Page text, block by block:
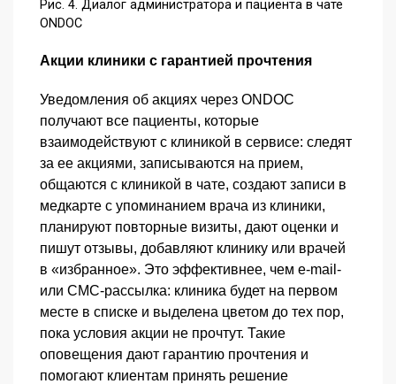
Рис. 4. Диалог администратора и пациента в чате
ONDOC
Акции клиники с гарантией прочтения
Уведомления об акциях через ONDOC
получают все пациенты, которые
взаимодействуют с клиникой в сервисе: следят
за ее акциями, записываются на прием,
общаются с клиникой в чате, создают записи в
медкарте с упоминанием врача из клиники,
планируют повторные визиты, дают оценки и
пишут отзывы, добавляют клинику или врачей
в «избранное». Это эффективнее, чем e-mail-
или СМС-рассылка: клиника будет на первом
месте в списке и выделена цветом до тех пор,
пока условия акции не прочтут. Такие
оповещения дают гарантию прочтения и
помогают клиентам принять решение